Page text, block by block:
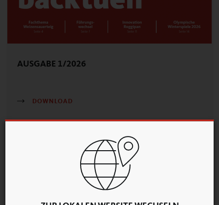
AUSGABE 1/2026
DOWNLOAD